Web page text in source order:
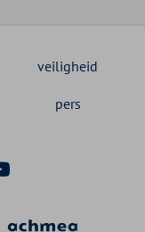
veiligheid
pers